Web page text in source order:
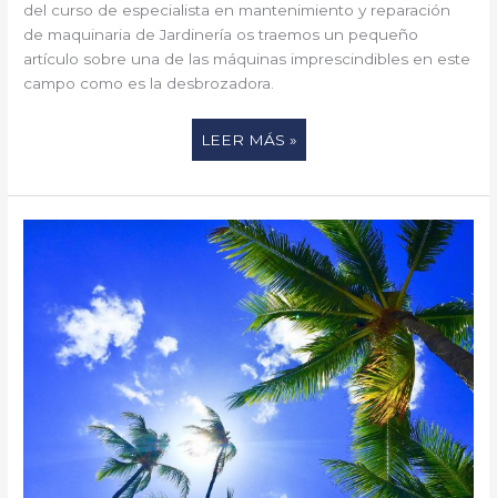
del curso de especialista en mantenimiento y reparación
de maquinaria de Jardinería os traemos un pequeño
artículo sobre una de las máquinas imprescindibles en este
campo como es la desbrozadora.
LEER MÁS »
HERRAMIENTAS
PARA
PODA
PALMERAS